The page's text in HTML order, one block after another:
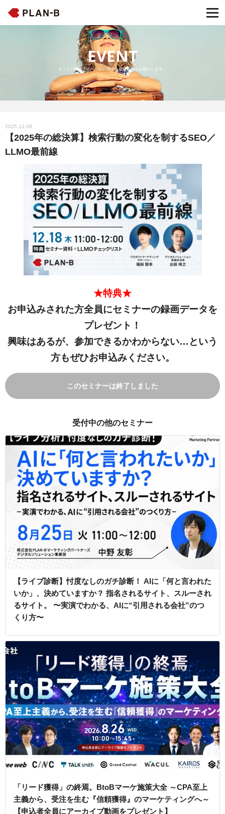
EVENT
セミナー開催・イベントに関する最新情報をお届けします。
2025.12.08
【2025年の総決算】検索行動の変化を制するSEO／
LLMO最前線
★特典★
お申込みされた方全員にセミナーの録画データを
プレゼント！
興味はあるが、参加できるかわからない…という
方もぜひお申込みください。
このセミナーは終了しました
受付中の他のセミナー
【ライブ診断】忖度なしのガチ診断！ AIに「何と言われた
いか」、決めていますか？ 指名されるサイト、スルーされ
るサイト。 〜実演でわかる、AIに“引用される会社”のつ
くり方〜
「リード獲得」の終焉。BtoBマーケ施策大全 ～CPA至上
主義から、受注を生む『信頼獲得』のマーケティングへ～
【申込者全員にアーカイブ動画をプレゼント】